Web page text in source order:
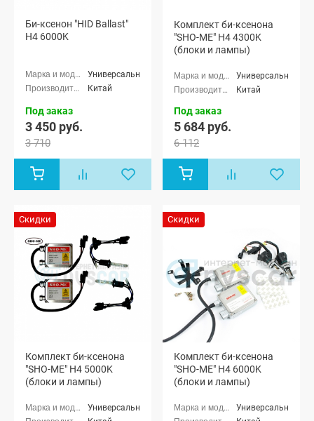
Би-ксенон "HID Ballast"
H4 6000K
Универсальные
Китай
Под заказ
3 450 руб.
3 710
Комплект би-ксенона
"SHO-ME" H4 4300K
(блоки и лампы)
Универсальные
Китай
Под заказ
5 684 руб.
6 112
Скидки
Комплект би-ксенона
"SHO-ME" H4 5000K
(блоки и лампы)
Универсальные
Скидки
Комплект би-ксенона
"SHO-ME" H4 6000K
(блоки и лампы)
Универсальные